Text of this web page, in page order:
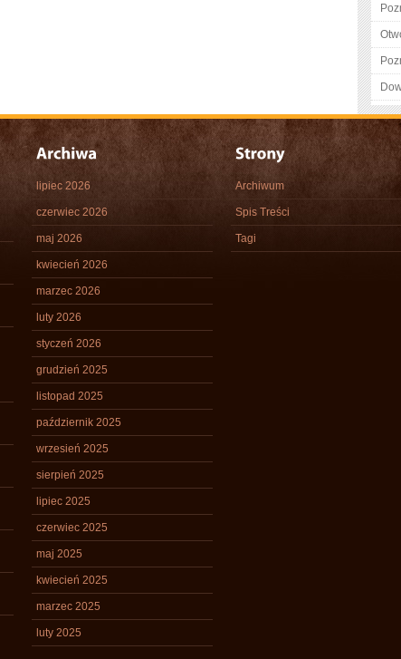
lipiec 2026
czerwiec 2026
maj 2026
kwiecień 2026
marzec 2026
luty 2026
styczeń 2026
grudzień 2025
listopad 2025
październik 2025
wrzesień 2025
sierpień 2025
lipiec 2025
czerwiec 2025
maj 2025
kwiecień 2025
marzec 2025
luty 2025
Archiwum
Spis Treści
Tagi